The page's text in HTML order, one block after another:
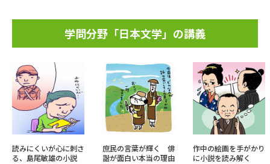
学問分野「日本文学」の講義
読みにくいが心に刺さ
る、島尾敏雄の小説
庶民の言葉が輝く 俳
諧が面白い本当の理由
作中の絵画を手がかり
に小説を読み解く